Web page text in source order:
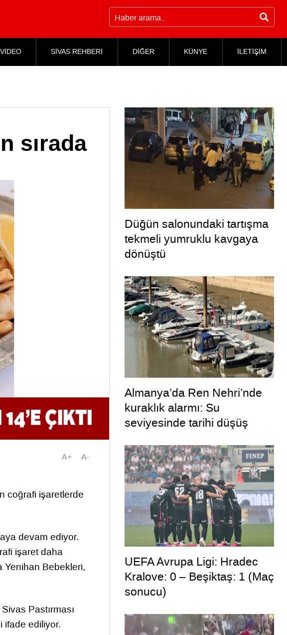
VİDEO SİVAS REHBERİ DİĞER KÜNYE İLETİŞİM
sırada
A+ A-
coğrafi işaretlerde
devam ediyor.
işaret daha
Yenihan Bebekleri,
Pastırması
ifade ediliyor.
Düğün salonundaki tartışma
tekmeli yumruklu kavgaya
dönüştü
Almanya’da Ren Nehri’nde
kuraklık alarmı: Su
seviyesinde tarihi düşüş
UEFA Avrupa Ligi: Hradec
Kralove: 0 – Beşiktaş: 1 (Maç
sonucu)